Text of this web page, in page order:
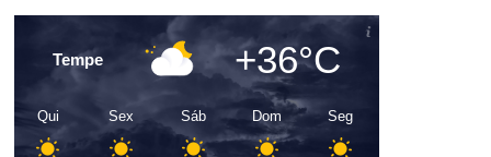
Tempe +36°C
Qui Sex Sáb Dom Seg